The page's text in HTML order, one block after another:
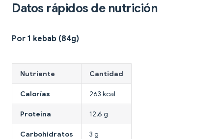
Datos rápidos de nutrición
Por 1 kebab (84g)
Nutriente Cantidad
Calorías 263 kcal
Proteína 12,6 g
Carbohidratos 3 g